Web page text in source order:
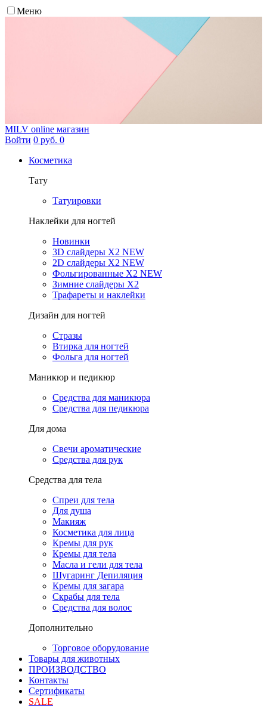
Меню
MILV online магазин
Войти 0 руб. 0
Косметика
Тату
Татуировки
Наклейки для ногтей
Новинки
3D слайдеры X2 NEW
2D слайдеры X2 NEW
Фольгированные X2 NEW
Зимние слайдеры Х2
Трафареты и наклейки
Дизайн для ногтей
Стразы
Втирка для ногтей
Фольга для ногтей
Маникюр и педикюр
Средства для маникюра
Средства для педикюра
Для дома
Свечи ароматические
Средства для рук
Средства для тела
Спреи для тела
Для душа
Макияж
Косметика для лица
Кремы для рук
Кремы для тела
Масла и гели для тела
Шугаринг Депиляция
Кремы для загара
Скрабы для тела
Средства для волос
Дополнительно
Торговое оборудование
Товары для животных
ПРОИЗВОДСТВО
Контакты
Сертификаты
SALE